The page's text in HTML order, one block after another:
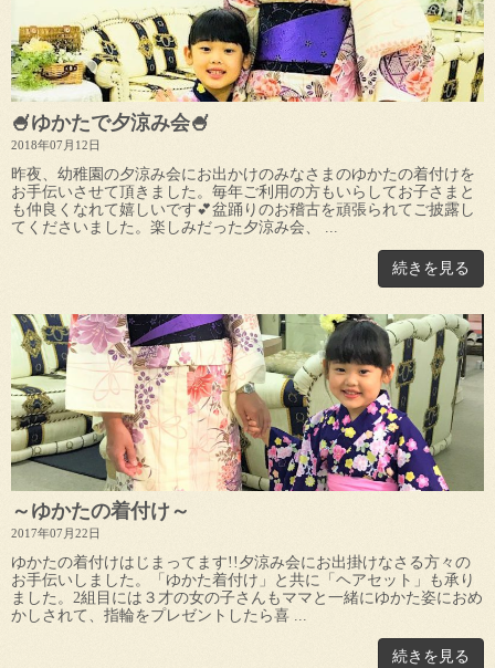
🍧ゆかたで夕涼み会🍧
2018年07月12日
昨夜、幼稚園の夕涼み会にお出かけのみなさまのゆかたの着付けを
お手伝いさせて頂きました。毎年ご利用の方もいらしてお子さまと
も仲良くなれて嬉しいです💕盆踊りのお稽古を頑張られてご披露し
てくださいました。楽しみだった夕涼み会、 ...
続きを見る
～ゆかたの着付け～
2017年07月22日
ゆかたの着付けはじまってます!!夕涼み会にお出掛けなさる方々の
お手伝いしました。「ゆかた着付け」と共に「ヘアセット」も承り
ました。2組目には３才の女の子さんもママと一緒にゆかた姿におめ
かしされて、指輪をプレゼントしたら喜 ...
続きを見る